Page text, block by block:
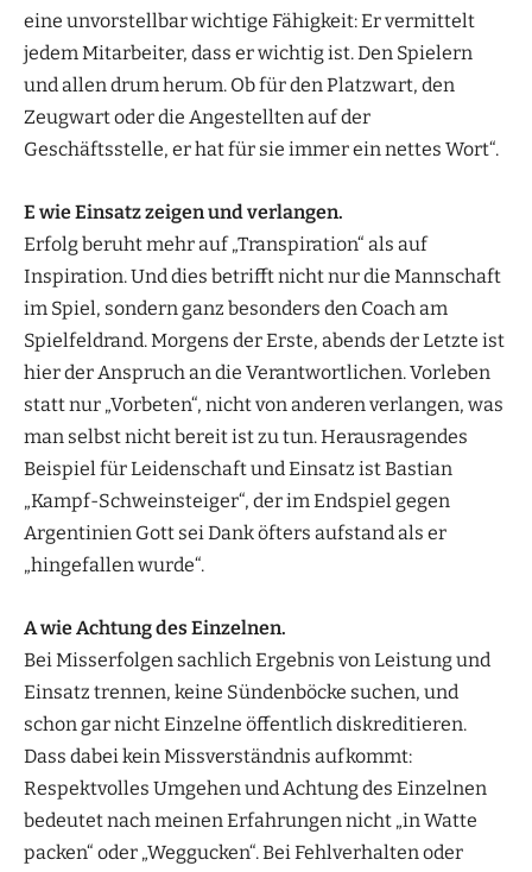
eine unvorstellbar wichtige Fähigkeit: Er vermittelt
jedem Mitarbeiter, dass er wichtig ist. Den Spielern
und allen drum herum. Ob für den Platzwart, den
Zeugwart oder die Angestellten auf der
Geschäftsstelle, er hat für sie immer ein nettes Wort“.
E wie Einsatz zeigen und verlangen.
Erfolg beruht mehr auf „Transpiration“ als auf
Inspiration. Und dies betrifft nicht nur die Mannschaft
im Spiel, sondern ganz besonders den Coach am
Spielfeldrand. Morgens der Erste, abends der Letzte ist
hier der Anspruch an die Verantwortlichen. Vorleben
statt nur „Vorbeten“, nicht von anderen verlangen, was
man selbst nicht bereit ist zu tun. Herausragendes
Beispiel für Leidenschaft und Einsatz ist Bastian
„Kampf-Schweinsteiger“, der im Endspiel gegen
Argentinien Gott sei Dank öfters aufstand als er
„hingefallen wurde“.
A wie Achtung des Einzelnen.
Bei Misserfolgen sachlich Ergebnis von Leistung und
Einsatz trennen, keine Sündenböcke suchen, und
schon gar nicht Einzelne öffentlich diskreditieren.
Dass dabei kein Missverständnis aufkommt:
Respektvolles Umgehen und Achtung des Einzelnen
bedeutet nach meinen Erfahrungen nicht „in Watte
packen“ oder „Weggucken“. Bei Fehlverhalten oder